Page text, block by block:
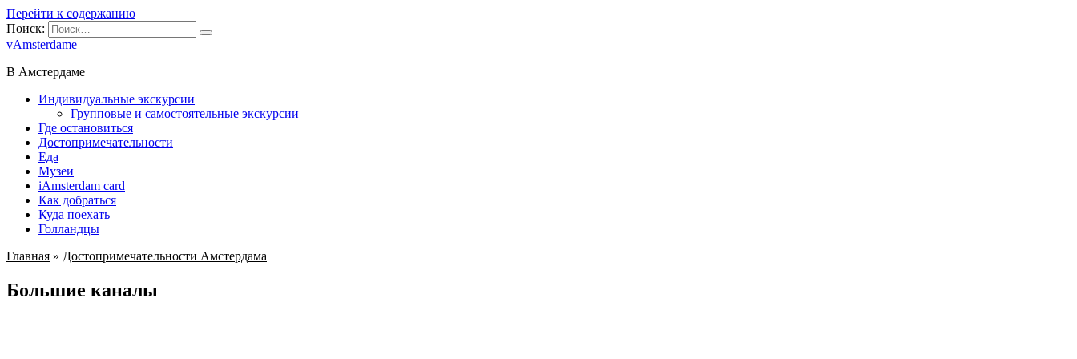
Перейти к содержанию
Поиск:
vAmsterdame
В Амстердаме
Индивидуальные экскурсии
Групповые и самостоятельные экскурсии
Где остановиться
Достопримечательности
Еда
Музеи
iAmsterdam card
Как добраться
Куда поехать
Голландцы
Главная » Достопримечательности Амстердама
Большие каналы